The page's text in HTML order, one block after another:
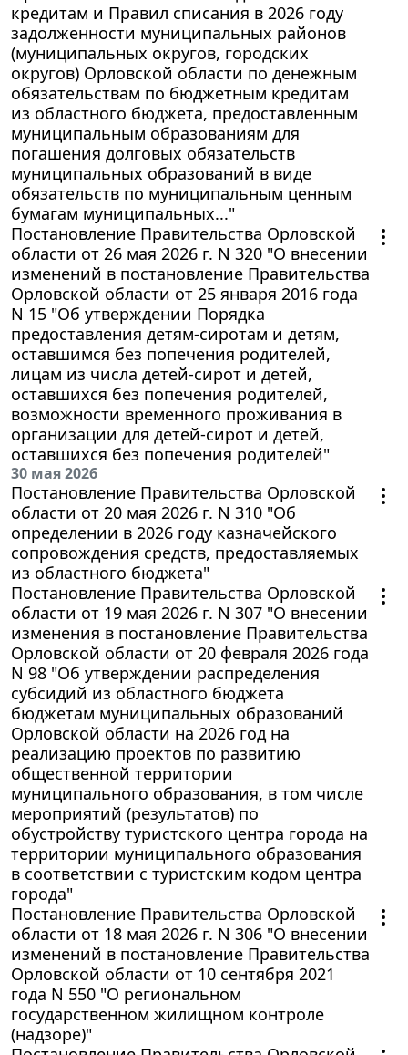
кредитам и Правил списания в 2026 году
задолженности муниципальных районов
(муниципальных округов, городских
округов) Орловской области по денежным
обязательствам по бюджетным кредитам
из областного бюджета, предоставленным
муниципальным образованиям для
погашения долговых обязательств
муниципальных образований в виде
обязательств по муниципальным ценным
бумагам муниципальных..."
Постановление Правительства Орловской
области от 26 мая 2026 г. N 320 "О внесении
изменений в постановление Правительства
Орловской области от 25 января 2016 года
N 15 "Об утверждении Порядка
предоставления детям-сиротам и детям,
оставшимся без попечения родителей,
лицам из числа детей-сирот и детей,
оставшихся без попечения родителей,
возможности временного проживания в
организации для детей-сирот и детей,
оставшихся без попечения родителей"
30 мая 2026
Постановление Правительства Орловской
области от 20 мая 2026 г. N 310 "Об
определении в 2026 году казначейского
сопровождения средств, предоставляемых
из областного бюджета"
Постановление Правительства Орловской
области от 19 мая 2026 г. N 307 "О внесении
изменения в постановление Правительства
Орловской области от 20 февраля 2026 года
N 98 "Об утверждении распределения
субсидий из областного бюджета
бюджетам муниципальных образований
Орловской области на 2026 год на
реализацию проектов по развитию
общественной территории
муниципального образования, в том числе
мероприятий (результатов) по
обустройству туристского центра города на
территории муниципального образования
в соответствии с туристским кодом центра
города"
Постановление Правительства Орловской
области от 18 мая 2026 г. N 306 "О внесении
изменений в постановление Правительства
Орловской области от 10 сентября 2021
года N 550 "О региональном
государственном жилищном контроле
(надзоре)"